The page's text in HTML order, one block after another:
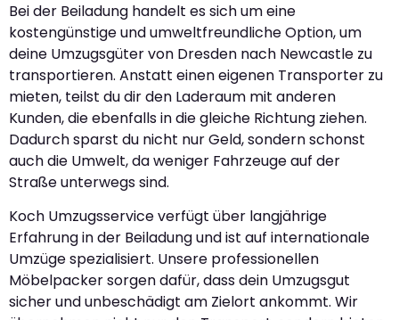
Bei der Beiladung handelt es sich um eine
kostengünstige und umweltfreundliche Option, um
deine Umzugsgüter von Dresden nach Newcastle zu
transportieren. Anstatt einen eigenen Transporter zu
mieten, teilst du dir den Laderaum mit anderen
Kunden, die ebenfalls in die gleiche Richtung ziehen.
Dadurch sparst du nicht nur Geld, sondern schonst
auch die Umwelt, da weniger Fahrzeuge auf der
Straße unterwegs sind.
Koch Umzugsservice verfügt über langjährige
Erfahrung in der Beiladung und ist auf internationale
Umzüge spezialisiert. Unsere professionellen
Möbelpacker sorgen dafür, dass dein Umzugsgut
sicher und unbeschädigt am Zielort ankommt. Wir